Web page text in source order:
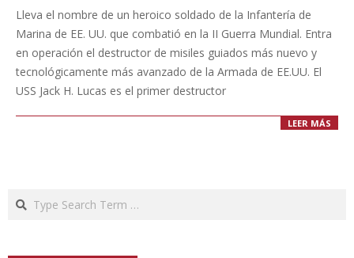
10-
12
Lleva el nombre de un heroico soldado de la Infantería de
Marina de EE. UU. que combatió en la II Guerra Mundial. Entra
en operación el destructor de misiles guiados más nuevo y
tecnológicamente más avanzado de la Armada de EE.UU. El
USS Jack H. Lucas es el primer destructor
LEER MÁS
Search